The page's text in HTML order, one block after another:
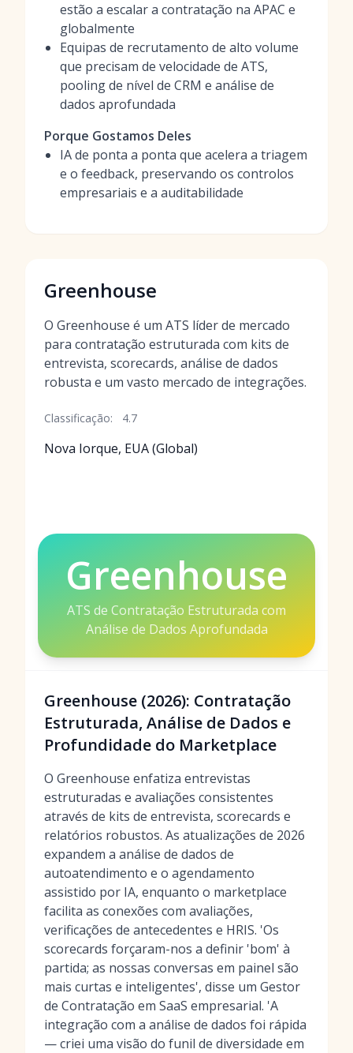
estão a escalar a contratação na APAC e
globalmente
Equipas de recrutamento de alto volume
que precisam de velocidade de ATS,
pooling de nível de CRM e análise de
dados aprofundada
Porque Gostamos Deles
IA de ponta a ponta que acelera a triagem
e o feedback, preservando os controlos
empresariais e a auditabilidade
Greenhouse
O Greenhouse é um ATS líder de mercado
para contratação estruturada com kits de
entrevista, scorecards, análise de dados
robusta e um vasto mercado de integrações.
Classificação: 4.7
Nova Iorque, EUA (Global)
Greenhouse
ATS de Contratação Estruturada com
Análise de Dados Aprofundada
Greenhouse (2026): Contratação
Estruturada, Análise de Dados e
Profundidade do Marketplace
O Greenhouse enfatiza entrevistas
estruturadas e avaliações consistentes
através de kits de entrevista, scorecards e
relatórios robustos. As atualizações de 2026
expandem a análise de dados de
autoatendimento e o agendamento
assistido por IA, enquanto o marketplace
facilita as conexões com avaliações,
verificações de antecedentes e HRIS. 'Os
scorecards forçaram-nos a definir 'bom' à
partida; as nossas conversas em painel são
mais curtas e inteligentes', disse um Gestor
de Contratação em SaaS empresarial. 'A
integração com a análise de dados foi rápida
— criei uma visão do funil de diversidade em